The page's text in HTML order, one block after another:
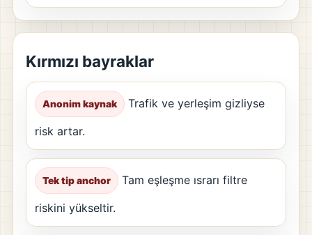
Kırmızı bayraklar
Anonim kaynak
Trafik ve yerleşim gizliyse
risk artar.
Tek tip anchor
Tam eşleşme ısrarı filtre
riskini yükseltir.